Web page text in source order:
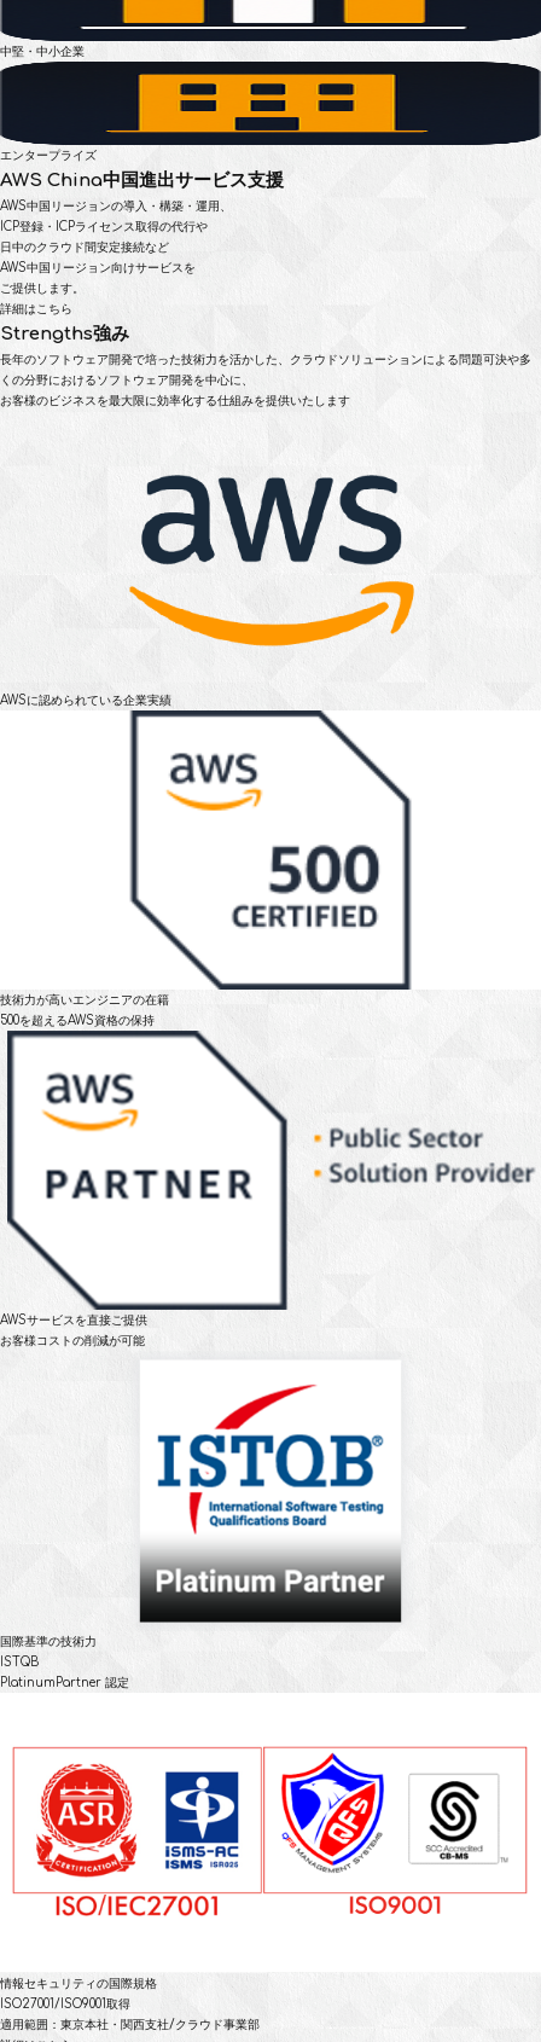
中堅・中小企業
エンタープライズ
AWS China中国進出サービス支援
AWS中国リージョンの導入・構築・運用、
ICP登録・ICPライセンス取得の代行や
日中のクラウド間安定接続など
AWS中国リージョン向けサービスを
ご提供します。
詳細はこちら
Strengths強み
長年のソフトウェア開発で培った技術力を活かした、 クラウドソリューションによる問題可決や多
くの分野におけるソフトウェア開発を中心に、
お客様のビジネスを最大限に効率化する仕組みを提供いたします
AWSに認められている企業実績
技術力が高いエンジニアの在籍
500を超えるAWS資格の保持
AWSサービスを直接ご提供
お客様コストの削減が可能
国際基準の技術力
ISTQB
PlatinumPartner 認定
情報セキュリティの国際規格
ISO27001/ISO9001取得
適用範囲：東京本社・関西支社/クラウド事業部